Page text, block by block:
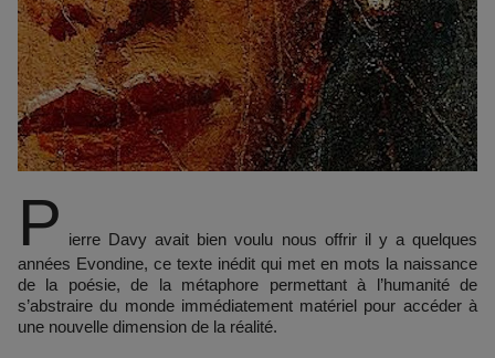
P ierre Davy avait bien voulu nous offrir il y a quelques
années Evondine, ce texte inédit qui met en mots la naissance
de la poésie, de la métaphore permettant à l’humanité de
s’abstraire du monde immédiatement matériel pour accéder à
une nouvelle dimension de la réalité.